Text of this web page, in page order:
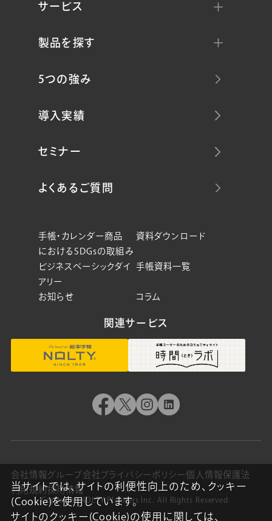
サービス
製品を探す
5つの強み
導入実績
セミナー
よくあるご質問
手帳・カレンダー商品
におけるSDGsの取組み
資料ダウンロード
ビジネスベーシックダイ
アリー
手帳資料一覧
お知らせ コラム
関連サービス
会社情報 グループ会社プライバシーポリシー個人情報保護法
利用規約採用情報
Copyright NOLTY Planners Inc. All Rights Reserved.
当サイトでは、サイトの利便性向上のため、クッキー
(Cookie)を使用しています。
サイトのクッキー(Cookie)の使用に関しては、